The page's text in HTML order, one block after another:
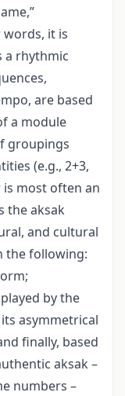
words, it is
a rhythmic
are based
a module
groupings
(e.g., 2+3,
is most often an
the aksak
and cultural
the following:
by the
asymmetrical
finally, based
aksak –
numbers –